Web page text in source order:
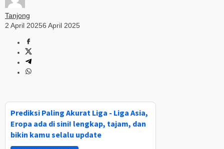
Tanjong
2 April 20256 April 2025
Prediksi Paling Akurat Liga - Liga Asia,
Eropa ada di sini! lengkap, tajam, dan
bikin kamu selalu update